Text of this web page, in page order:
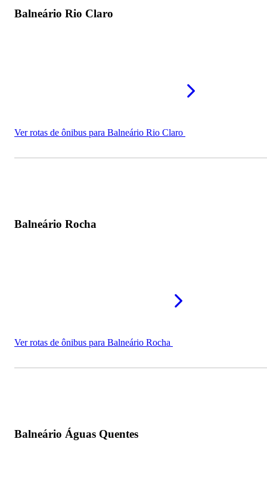
Balneário Rio Claro
Ver rotas de ônibus para Balneário Rio Claro
Balneário Rocha
Ver rotas de ônibus para Balneário Rocha
Balneário Águas Quentes